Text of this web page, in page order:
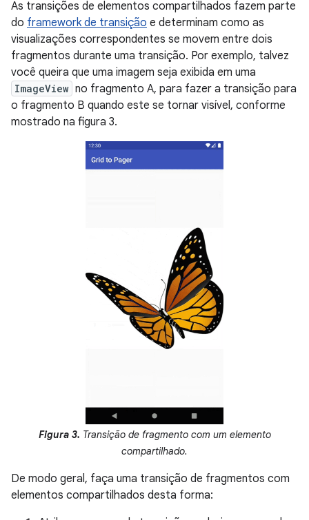
As transições de elementos compartilhados fazem parte
do framework de transição e determinam como as
visualizações correspondentes se movem entre dois
fragmentos durante uma transição. Por exemplo, talvez
você queira que uma imagem seja exibida em uma
ImageView no fragmento A, para fazer a transição para
o fragmento B quando este se tornar visível, conforme
mostrado na figura 3.
Figura 3. Transição de fragmento com um elemento
compartilhado.
De modo geral, faça uma transição de fragmentos com
elementos compartilhados desta forma: